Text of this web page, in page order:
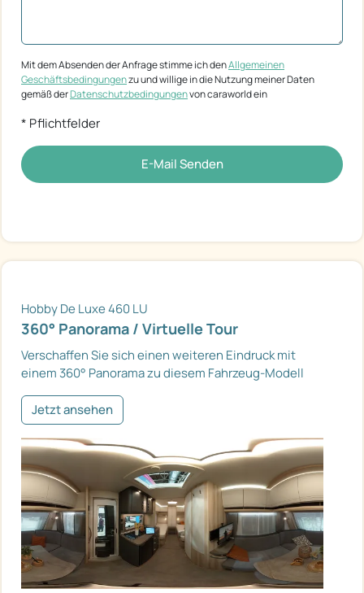
Mit dem Absenden der Anfrage stimme ich denAllgemeinen
Geschäftsbedingungenzu und willige in die Nutzung meiner Daten
gemäß derDatenschutzbedingungenvon caraworld ein
* Pflichtfelder
E-Mail Senden
Hobby De Luxe 460 LU
360° Panorama / Virtuelle Tour
Verschaffen Sie sich einen weiteren Eindruck mit
einem 360° Panorama zu diesem Fahrzeug-Modell
Jetzt ansehen